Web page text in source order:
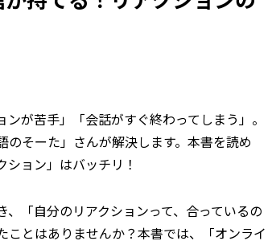
ンが苦手」「会話がすぐ終わってしまう」。
のそーた」さんが解決します。本書を読め
ョン」はバッチリ！
、「自分のリアクションって、合っているの
ことはありませんか？本書では、「オンライ